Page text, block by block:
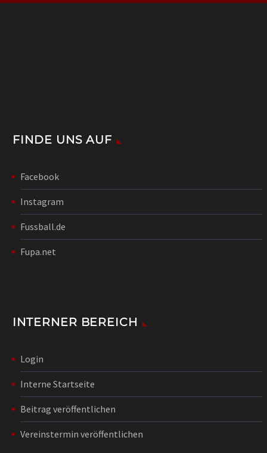
FINDE UNS AUF
Facebook
Instagram
Fussball.de
Fupa.net
INTERNER BEREICH
Login
Interne Startseite
Beitrag veröffentlichen
Vereinstermin veröffentlichen